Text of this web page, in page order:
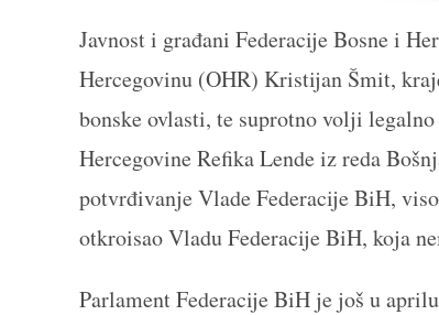
Javnost i građani Federacije Bosne i
Hercegovinu (OHR) Kristijan Šmit,
bonske ovlasti, te suprotno volji
Hercegovine Refika Lende iz reda
potvrđivanje Vlade Federacije BiH,
otkroisao Vladu Federacije BiH, koja
Parlament Federacije BiH je još u